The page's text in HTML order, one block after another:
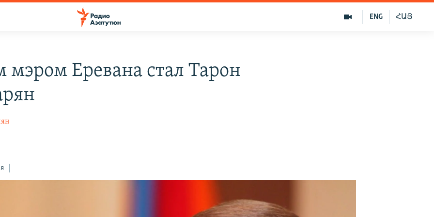
ՀԱՅ
ENG
Еревана стал Тарон